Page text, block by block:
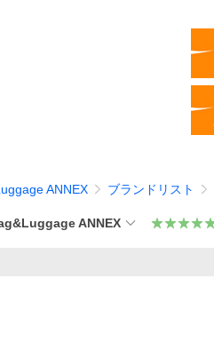
ANNEX ブランドリスト
ANNEX